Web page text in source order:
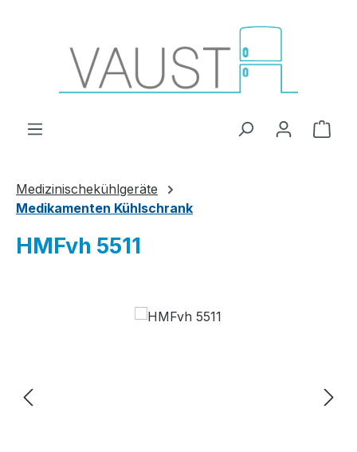
Medizinischekühlgeräte
Medikamenten Kühlschrank
HMFvh 5511
Bildergalerie überspringen